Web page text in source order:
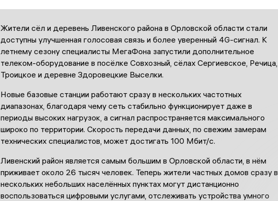
Жители сёл и деревень Ливенского района в Орловской области стали
доступны улучшенная голосовая связь и более уверенный 4G-сигнал. К
летнему сезону специалисты МегаФона запустили дополнительное
телеком-оборудование в посёлке Совхозный, сёлах Сергиевское, Речица,
Троицкое и деревне Здоровецкие Выселки.
Новые базовые станции работают сразу в нескольких частотных
диапазонах, благодаря чему сеть стабильно функционирует даже в
периоды высоких нагрузок, а сигнал распространяется максимального
широко по территории. Скорость передачи данных, по свежим замерам
технических специалистов, может достигать 100 Мбит/с.
Ливенский район является самым большим в Орловской области, в нём
приживает около 26 тысяч человек. Теперь жители частных домов сразу в
нескольких небольших населённых пунктах могут дистанционно
воспользоваться цифровыми услугами, отслеживать устройства умного